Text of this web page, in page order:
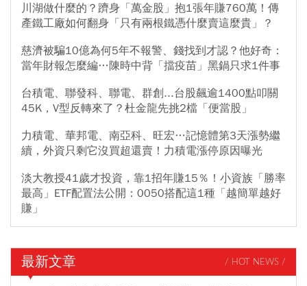
川湖做什麼的？躋身「萬金股」抱1張年賺760萬！傳
產鐵工廠如何翻身「只有兩根鐵憑什麼賣這麼貴」？
慈濟被騙10億為何5年不報警、錢找到才認？他好奇：
當年財報怎麼編…陳時中背「擋疫苗」黑鍋只求1件事
台積電、聯發科、聯電、群創...台股飆逾1400點叩關
45K，V型反轉來了？杜金龍先挑2檔「便當股」
力積電、華邦電、南亞科、旺宏…記憶體第3天漲勢繼
續，外資只剩它沒買超還賣！力積電漲停原因曝光
淡大教授41歲才投資，靠1招年賺15％！小資族「勝率
最高」ETF配置法公開：0050搭配這1種「越簡單越好
賺」
最新文章 / HOT NEWS /